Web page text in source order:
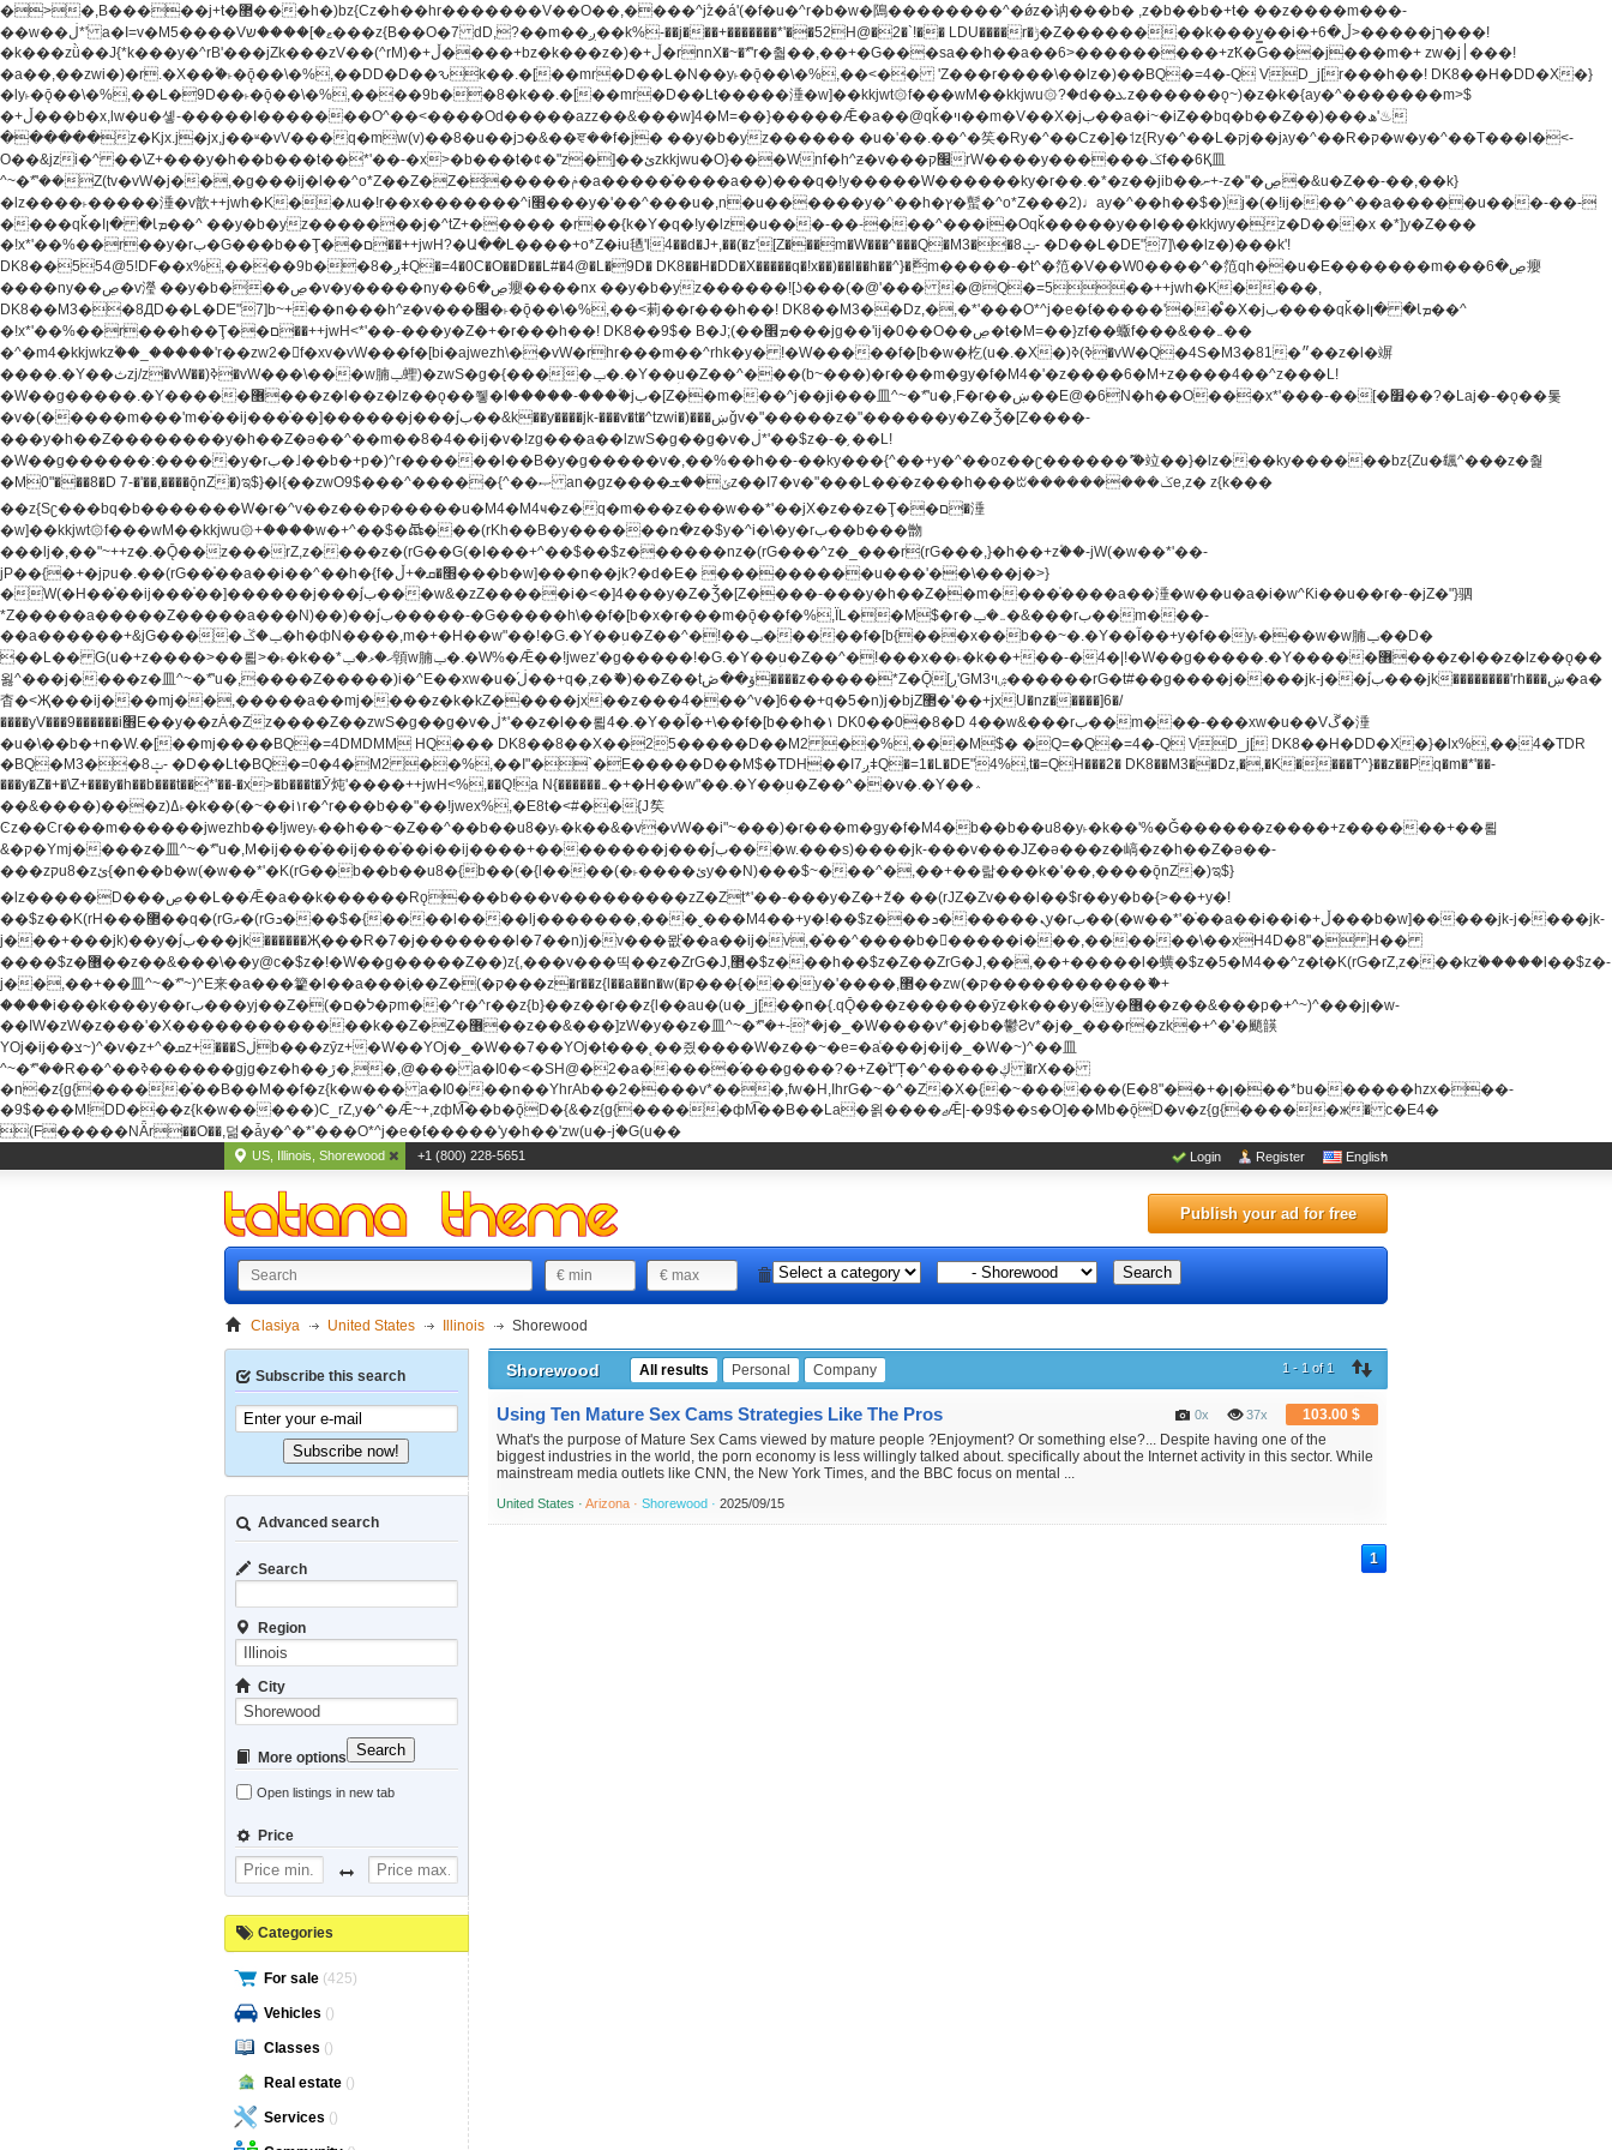
�>�,B�����j+t�޲���h�)bz{Cz�h��hr�������V��O��,����^j۫z�á'(�f�u�^r�b�w�隝��������^�ǿz�讷���b� ,z�b��b�+t� ��z����m���-
��w��ڶ*' a�I=v�M5����Vޱ�]����ש���z{B��O�7 dD,?��m��ږ��k%-��j���+�������*'��52H@�2�`!�� LDU����r�ݱ�Z��������k���y͇��i�+ڵ�6>�����jך���!
�k���zǜ��J{*k���y�^rB'���jZk���zV��(^rM)�+ڵ����+bz�k���z�)�+ڵ�rnnX�~�ܶ*'r�춻��,��+�G���sa��h��a��6>���������+zҞ�G���j���m�+ zw�j׀���!
�a��,��zwi�)�r.�X��۫�˫�ǭ��\�%,��DD�D��ԅk��.�[��mr�D��L�N��y˫�ǭ��\�%,��<�� 'Z���r����\��lz�)��BQ�=4�-Q VD_j[r���h��! DK8��H�DD�X�}
�ly˫�ǭ��\�%,��L�9D��˫�ǭ��\�%,����9b��8�k��.�[��mr�D��Lt�����涶�w]��kkjwt۞f���wM��kkjwu۞?�d��ܥz������ǫ~)�z�k�{ay�^�������m>$
�+ڵ���b�x,lw�u�솋-�����I�������O^��<����Od�����azz��&���w]4�M=��}�����Ǣ�a��@qǩ�ױ��m�V��X�jب��a�i~�iZ��bq�b��Z��)���ھ'♨
������z�Kjx.j�jx,j��ʶ�vV���q�mw(v)��8�u��jכ�&��ਞ��f�j� ��y�b�yz������ �u�'��.��^�笶�Ry�^��Cz�]�˦z{Ry�^��L�קj��jגy�^��R�ק�w�y�^��T���I�<-
O��&jzi�^ ��\Z+���y�h��b���t��*'��-�x>�b���t�¢�"z�]��ئzkkjwu�O}���Wnf�h^ƶ�v���׬קrW����y������ݢf��6Қ⽫
^~�ܶ*'��Z(tv�vW�j��,�g���ij�l��^o*Z��Z�Z������ݥ�a�����֫����a��)���q�!y�����W������ky�r��.�*�z��jib��ނ+-z�"�ڝ�&u�Z��-��,��k}
�lz����˫�����涶�v歆++jwh�K��٨u�!r��x�������^i׫���y�'��^���u�,n�u������y�^��h�ץ�蟚�^o*Z���2)♩ay�^��h��$�)j�(�!ij���^��a�����u���-��-
����qǩ�Iܡا� �ן��^ ��y�b�yz�������j�^tZ+����� �r��{k�Y�q�!y�lz�u���-��-���^���i�Oqǩ�����y��I���kkjwy�z�D���x �*]y�Z���
�!x*'��%��r��y�rب�G���b��Ţ��ם��++jwH?�Ա��L����+o*Z�ɨu毢'l4��d�J+,��(�z'[Z���m�W���^���Q�M3��8ݓ- �D��L�DE"7]\��lz�)���k'!
DK8��554@5!DF��x%,����9b��8�ږǂQ�=4�0C�O��D��L#�4@�L�9D� DK8��H�DD�X�����q�!x��)��l��h��^}�ޮm�����-�t^�笵�V��W0����^�笵qh��u�E�������m���ڝ�6癭
����ny��ڝ�v瀅 ��y�b���ڝ�v�y�����ny��ڝ�6癭����nx ��y�b�yz������![ʖ���(�@'��� �@Q�=5��++jwh�K����,
DK8��M3��8ДD��L�DE"7]b~+��n���h^ƶ�v���׬�˫�ǭ��\�%,��<䓶��r���h��! DK8��M3��Dz,�,�*'���O*^j�e�ƭ�����'��֩�X�jب����qǩ�Iܡا� �ן��^
�!x*'��%��r���h��Ţ��ם��++jwH<*'��-���y�Z�+�r���h��! DK8��9$� B�J;(��ܡ׮���jg��'ij�0��O��ڝ�t�M=��}zf��蝂f���&��܅��
�^�m4�kkjwkz۫��_�����'r��zw2�f�xv�vW���f�[bi�ajwezh\��vW�rhr���m��^rhk�y� !�W�����f�[b�w�杚(u�.�X�)ߢ)ߢ�vW�Q�4S�M3�81�״��z�l�竮
����.�Y��ثzj/z�vW��)ߢ�vW���\���w腩ݕ蟶)�zwS�g�{����ݕ�.�Y��ؚu�Z��^���(b~���)�r���m�ǥy�f�M4�'�z����6�M+z����4��^z���L!
�W��g�����.�Y��؜���޶���z�l��z�lz��ǫ��쮛�ا�����-����۫jب�[Z��m���^j��ji���⽫^~�ܶ*'u�,F�r��ښ��E@�6N�h��O���x*'���-��[�׿��?�Laj�-�ǫ��톷
�v�(�����m���'m�֫��ij���֫��]������j���۫jب��&k��y����jk-���v�t�^tzwi�)���ښǧv�"�����z�"������y�Z�Ǯ�[Z����-
���y�h��Z��������y�h��Z�ǝ��^��m��8�4��ij�v�!zg���a��lzwS�g��g�v�ڶ*'��$z�-�֥ ��L!
�W��g������:�����y�rب�˩��b�+p�)^r������l��B�y�g�����v�,��%��h��-��ky���{^��+y�^��oz��ʗ������ޮ'�竝��}�lz���ky������bz{Zu�颻^���z�춽
�M0"���8�D 7-�'��,����ǭnZ�)ಇ$}�l{��zwO9$���^�����{^��ޞ an�gz����ݶ��ܫz��I7�v�"���L��ֹ�z���h���ꔱ���������ݢe,z� z{k���
��z{Sʗ���bq�b��� ����W�r�^v��z���ק�����u�M4�M4ҹ�z�q�m���z���w��*'��jX�z��z�Ţ��ם�涶
�w]��kkjwt۞f���wM��kkjwu۞+����w�+^��$�ꬡ���(rKh��B�y������ռ�z�$y�^i�\�y�rب��b���朆
���lj�,��"~++z�.�Ǭ��z���rZ,z����z�(rG��G(�ا���+^��$��$z������nz�(rG���^z�_���r(rG���,}�h��+z۫��-jW(�w��*'��-
jP��{�+�jקu�.��(rG��֫��a��i��^��h�{f�׫�ܩ�+ڵ���b�w]���n��jk?�d�E� ���������u���'��\���j�>}
�W(�H��֫��ij���֫��]������j���۫jب���w&�zZ�����i�<�]4���y�Z�Ǯ�[Z����-���y�h��Z��m����֫����a��涶�w��u�a�i�w^Ƙi��u��r�-�jZ�"}驷
*Z�����a�����Z�����a���N)��)��۫jب�����-�G�����h\��f�[b�x�r���m�ǭ��f�%,ÏL��M$�r�܅�ݕ�&���rب��m���-
��a������+&jG����ݕ�ڱ�h�фN����,m�+�H��w"��!�G.�Y��ؚu�Z��^�!��ݕ�����f�[b{���x��b��~�.�Y��آ��+y�f��y˫���w�w腩ݕ��D�
��L�� G(u�+z����>��뢻>�˫�k��*ޚ�ޅ�ݕ顊w腩ݕ�.�W%�Ǣ��!jwez'�g�����!�G.�Y��ؚu�Z��^�!���x��˫�k��+��-�4�|!�W��g�����.�Y��؜���޶���z�l��z�lz��ǫ��
욇^���j����z�⽫^~�ܶ*'u�,����Z�����)i�^E��xw�u�ڶ֜��+q�,z�ޮ�)��Z��tۆ��ڞ����z�����*Z�Ǭ[ږ'GM3ۺױ������rG�t#��g����j����jk-j��۫jب���jk��������'rh���ښ�a�
杳�<Җ���ij���mj��,�����a��mj����z�k�kZ�����jx��z���4���^v�]6��+q�5�n)j�bjZ޲�'��+jxU�nz�����]6�/
����yV���9������i׫E��y��zȦ�Zz����Z��zwS�g��g�v�ڶ*'��z�l��뢻4�.�Y��آ�+\��f�[b��h�١ DK0��0�8�D 4��w&���rب��m���-���xw�u��Vڱ�涶
�u�\��b�+n�W.�[��mj����BQ�=4DMDMM HQ��� DK8��8��X��25�����D��M2 ��%,���M$� �Q=�Q�=4�-Q VD_j[ DK8��H�DD�X�}�lx%,��4�TDR
�BQ�M3��8ݓ- �D��Lt�BQ�=0�4�M2 ��%,��I"�`�E�����D��M$�TDH��I7ږǂQ�=1�L�DE"4%,t�=QH���2� DK8��M3��Dz,�,�K����T^}��z��Pq�m�*'��-
���y�Z�+�\Z+���y�h��b���t��*'��-�x>�b���t�Ӯ炖'����++jwH<%,��Q!a N{������܅�+�H��w"��.�Y��ؚu�Z��^��v�.�Y��؞
��&����)���z)ߡ˫�k��(�~��i١r�^r���b��"��!jwex%,�E8t�<#��{Jު笶
Ͼz��Ͼr���m������jwezhb��!jwey˫��h��~�Z��^��b��u8�y˫�k��&�v�vW��i"~���)�r���m�ǥy�f�M4�b��b��u8�y˫�k��'%�Ǧ������z����+z������+��뢻
&�ק�Ymj����z�⽫^~�ܶ*'u�,M�ij���֫��ij���֫��i��ij����+��������j���۫jب���w.���s)����jk-���v���JZ�ǝ���z�嵪�z�h��Z�ǝ��-
���zקu8�zئ{�n��b�w(�w��*'�K(rG��b��b��u8�{b��(�{l����(�˫����ئy��N)���$~���^�,��+��랇���k�'��,����ǭnZ�)ಇ$}
�lz�����D���ڝ��L��ֹǢ�a��k������Rǫ���b���v���������zZ�Zt*'��-���y�Z�+ޮz� ��(rJZ�Zv���l��$r��y�b�{>��+y�!
��$z��K(rH���޲��q�(rGޡ�(rGܖ���$�{����l����lj�������,���ˬ���M4��+y�!��$z���ܖ������ܢy�rب��(�w��*'�֫��a��i��i�+ڵ���b�w]�����jk-j����jk-
j���+���jk)��y�۫jب���jk������Җ���R�7�j�������l�7��n)j�v���뫖֫��a��ij�v,�֫��^����b������i���,������\��xH4D�8"� H��
����$z�޶��z��&���\��y@ϲ�$z�!�W��g�����Z��)z{,���v���띡��z�ZrG�J,޲�$z���h��$z�Z��ZrG�J,��,��+�����l�蟥�$z�5�M4��^z�t�K(rG�rZ,z���kz۫�����l��$z�-
j��,��+��⽫^~�ܶ*'~)^E来�a���籊�l��a���i֛��Z�(�ק���z�r��z{l��a��n�w(�ק���{���y�'����,޲��zw(�ק�����������ޮ�+
����i���k���y��rب���yj��Z�(�ק�ל�םm��^r�^r��z{b}��z��r��z{l��au�(u�_j[��n�{.qǬ���z������ȳz�k���y�y�޶��z��&���p�+^~)^���jן�w-
��ߊW�zW�z���'�X�������������k��Z�Z�޶��z��&���]zW�y��z�⽫^~�ܶ*'�+-*�j�_�W����v*�j�b�鬱Ƨv*�j�_���r�zk�+^�'�颵韺
YOj�ij��צ~)^�v�z+^�ܩz+���Sڶb���zȳz+�W��YOj�_�W��7��YOj�t���˛��즸����W�z��~�e=�aⷭ���j�ij�_�W�~)^��⽫
^~�ܶ*'��R��^��ߢ������gjg�z�h��ڙ�,�,@��� a�I0�<�SH@�2�a�����֜���g���?�+Z�֫t"Ț�^�����ڮ �rX��
�n�z{g{�����֫��B��M��f�z{k�w��� a�I0���n��YhrAb��2����v*���,fw�H,IhrG�~�^�Z�X�{�~������(E�8"��+�ן���*bu������hzx���-
�9$���M!DD���z{k�w�����)C_rZ,y�^�Ǣ~+,zфM͡��b�ǭD�{&�z{g{�����фM͡��B��La�욁����ޖǢ|-�9$��s�O]��Mb�ǭD�v�z{g{�����ж� c�E4�
(F�����ΝǞr��O��,덞�ǡy�^�*'���O*^j�e�ƭ�����'y�h��'zw(u�-j۬�G(u��
US, Illinois, Shorewood +1 (800) 228-5651 English
Register
Login
Publish your ad for free
Search
Clasiya United States Illinois Shorewood
Shorewood All results Personal Company 1 - 1 of 1
Using Ten Mature Sex Cams Strategies Like The Pros 103.00 $
37x
0x
What's the purpose of Mature Sex Cams viewed by mature people ?Enjoyment? Or something else?... Despite having one of the
biggest industries in the world, the porn economy is less willingly talked about. specifically about the Internet activity in this sector. While
mainstream media outlets like CNN, the New York Times, and the BBC focus on mental ...
United States ·Arizona ·Shorewood ·2025/09/15
1
Subscribe this search
Subscribe now!
Advanced search
Search
Region
City
More options
Open listings in new tab
Price
Search
Categories
For sale (425)
Vehicles ()
Classes ()
Real estate ()
Services ()